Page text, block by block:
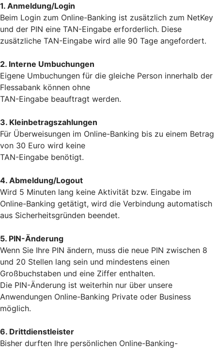
1. Anmeldung/Login
Beim Login zum Online-Banking ist zusätzlich zum NetKey
und der PIN eine TAN-Eingabe erforderlich. Diese
zusätzliche TAN-Eingabe wird alle 90 Tage angefordert.
2. Interne Umbuchungen
Eigene Umbuchungen für die gleiche Person innerhalb der
Flessabank können ohne
TAN-Eingabe beauftragt werden.
3. Kleinbetragszahlungen
Für Überweisungen im Online-Banking bis zu einem Betrag
von 30 Euro wird keine
TAN-Eingabe benötigt.
4. Abmeldung/Logout
Wird 5 Minuten lang keine Aktivität bzw. Eingabe im
Online-Banking getätigt, wird die Verbindung automatisch
aus Sicherheitsgründen beendet.
5. PIN-Änderung
Wenn Sie Ihre PIN ändern, muss die neue PIN zwischen 8
und 20 Stellen lang sein und mindestens einen
Großbuchstaben und eine Ziffer enthalten.
Die PIN-Änderung ist weiterhin nur über unsere
Anwendungen Online-Banking Private oder Business
möglich.
6. Drittdienstleister
Bisher durften Ihre persönlichen Online-Banking-